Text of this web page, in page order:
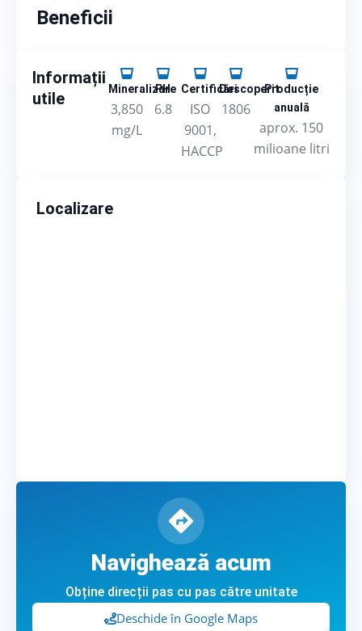
Beneficii
Informații
utile
Mineralizare
3,850
mg/L
PH
6.8
Certificări
ISO
9001,
HACCP
Descoperit
1806
Producție
anuală
aprox. 150
milioane litri
Localizare
Navighează acum
Obține direcții pas cu pas către unitate
Deschide în Google Maps